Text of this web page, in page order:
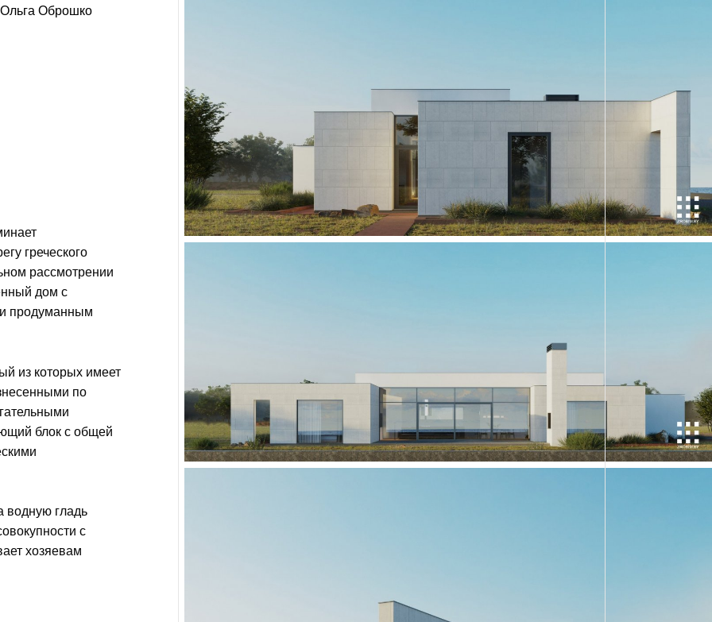
Ольга Оброшко
греческого
рассмотрении
дом с
продуманным
из которых имеет
по
блок с общей
гладь
с
хозяевам